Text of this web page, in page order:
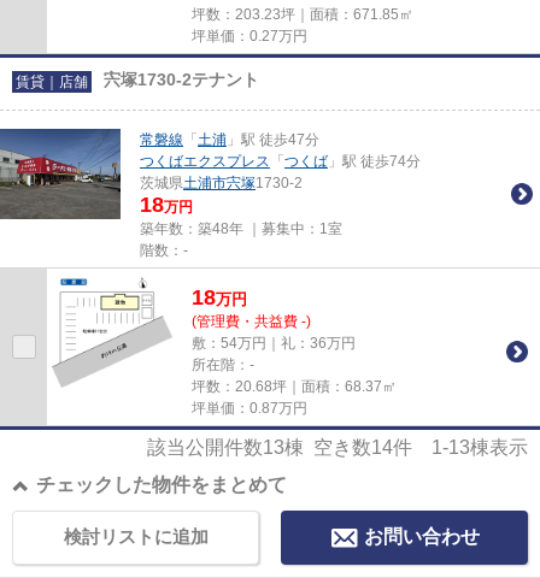
坪数：203.23坪｜面積：671.85㎡
坪単価： 0.27万円
賃貸｜店舗 宍塚1730-2テナント
常磐線 「 土浦 」駅 徒歩47分
つくばエクスプレス 「 つくば 」駅 徒歩74分
茨城県土浦市宍塚1730-2
18万円
築年数：築48年 ｜募集中： 1室
階数：-
18万円
(管理費・共益費 -)
敷：54万円｜礼：36万円
所在階：-
坪数：20.68坪｜面積：68.37㎡
坪単価： 0.87万円
該当公開件数13棟 空き数14件 1-13棟表示
チェックした物件をまとめて
お問い合わせ
検討リストに追加